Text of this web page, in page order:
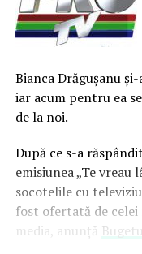
Bianca Drăguşanu
iar acum pentru ea
de la noi.
După ce s-a
emisiunea „Te vreau
socotelile cu
fost ofertată de
media, anunţă